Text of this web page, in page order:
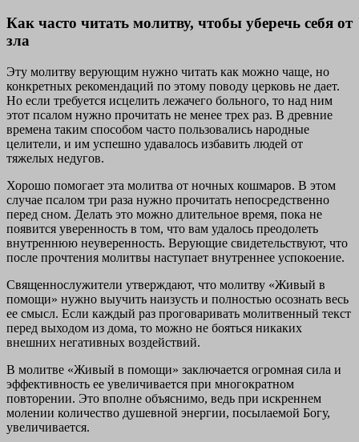
Как часто читать молитву, чтобы уберечь себя от
зла
Эту молитву верующим нужно читать как можно чаще, но
конкретных рекомендаций по этому поводу церковь не дает.
Но если требуется исцелить лежачего больного, то над ним
этот псалом нужно прочитать не менее трех раз. В древние
времена таким способом часто пользовались народные
целители, и им успешно удавалось избавить людей от
тяжелых недугов.
Хорошо помогает эта молитва от ночных кошмаров. В этом
случае псалом три раза нужно прочитать непосредственно
перед сном. Делать это можно длительное время, пока не
появится уверенность в том, что вам удалось преодолеть
внутреннюю неуверенность. Верующие свидетельствуют, что
после прочтения молитвы наступает внутреннее успокоение.
Священнослужители утверждают, что молитву «Живый в
помощи» нужно выучить наизусть и полностью осознать весь
ее смысл. Если каждый раз проговаривать молитвенный текст
перед выходом из дома, то можно не бояться никаких
внешних негативных воздействий.
В молитве «Живый в помощи» заключается огромная сила и
эффективность ее увеличивается при многократном
повторении. Это вполне объяснимо, ведь при искреннем
молении количество душевной энергии, посылаемой Богу,
увеличивается.